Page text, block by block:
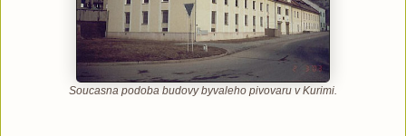
Soucasna podoba budovy byvaleho pivovaru v Kurimi.